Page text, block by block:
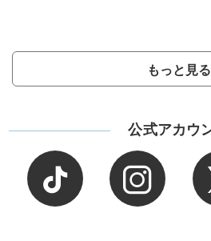
もっと見る
公式アカウ